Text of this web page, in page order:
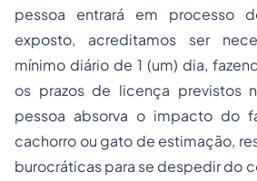
pessoa entrará em processo
exposto, acreditamos ser
mínimo diário de 1 (um) dia,
os prazos de licença previstos
pessoa absorva o impacto do
cachorro ou gato de estimação,
burocráticas para se despedir do